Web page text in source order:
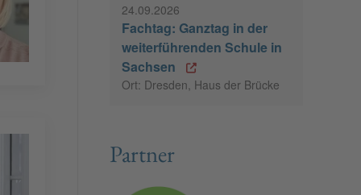
24.09.2026
Fachtag: Ganztag in der
weiterführenden Schule in
Sachsen
Ort: Dresden, Haus der Brücke
Partner